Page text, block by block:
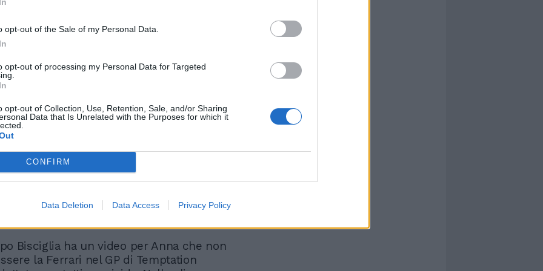
opt-out of the Sale of my Personal Data.
opt-out of processing my Personal Data for Targeted
opt-out of Collection, Use, Retention, Sale, and/or Sharing
Data that Is Unrelated with the Purposes for which it
CONFIRM
Data Deletion Data Access Privacy Policy
sto sfondando la testa e il fegato”.
Antonella Elia al bivio con
Bisciglia ha un video per Anna che non
la Ferrari nel GP di Temptation